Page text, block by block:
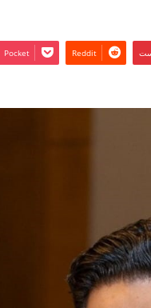
‫Pocket